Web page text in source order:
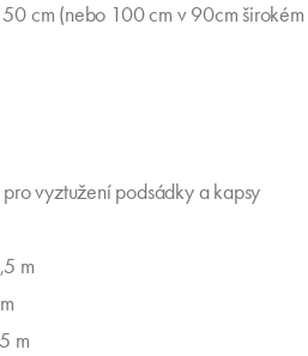
cm (nebo 100 cm v 90cm širokém
vyztužení podsádky a kapsy
m
m